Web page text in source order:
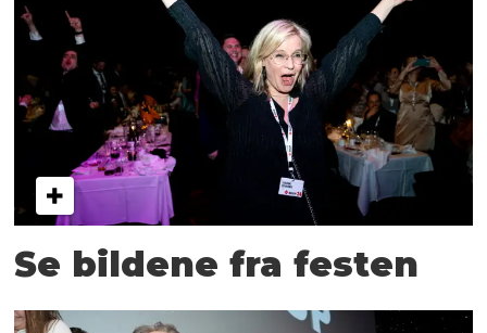
Se bildene fra festen